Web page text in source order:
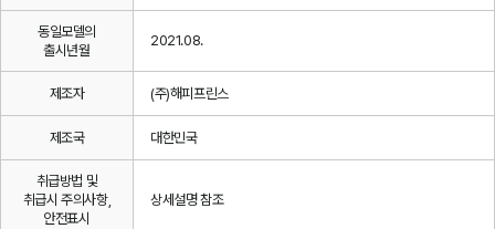
동일모델의
출시년월
2021.08.
제조자 (주)해피프린스
제조국 대한민국
취급방법 및
취급시 주의사항,
안전표시
상세설명 참조